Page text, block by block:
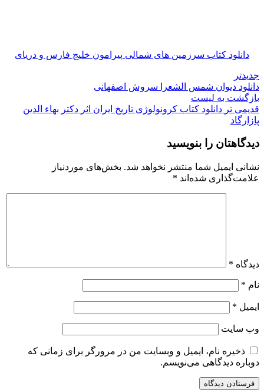
دانلود کتاب سرزمین های شمالی پیرامون خلیج فارس و دریای
جدیدتر
دانلود دیوان شمس الشعرا سروش اصفهانی
بازگشت به لیست
قدیمی تر دانلود کتاب کرونولوژی تاریخ ایران اثر دکتر بهاء الدین
پازارگاد
دیدگاهتان را بنویسید
نشانی ایمیل شما منتشر نخواهد شد. بخش‌های موردنیاز
علامت‌گذاری شده‌اند *
دیدگاه *
نام *
ایمیل *
وب‌ سایت
ذخیره نام، ایمیل و وبسایت من در مرورگر برای زمانی که
دوباره دیدگاهی می‌نویسم.